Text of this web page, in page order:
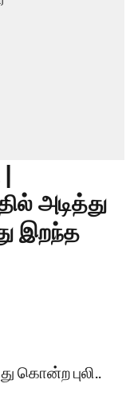
அடித்து
இறந்த
கொன்ற புலி..